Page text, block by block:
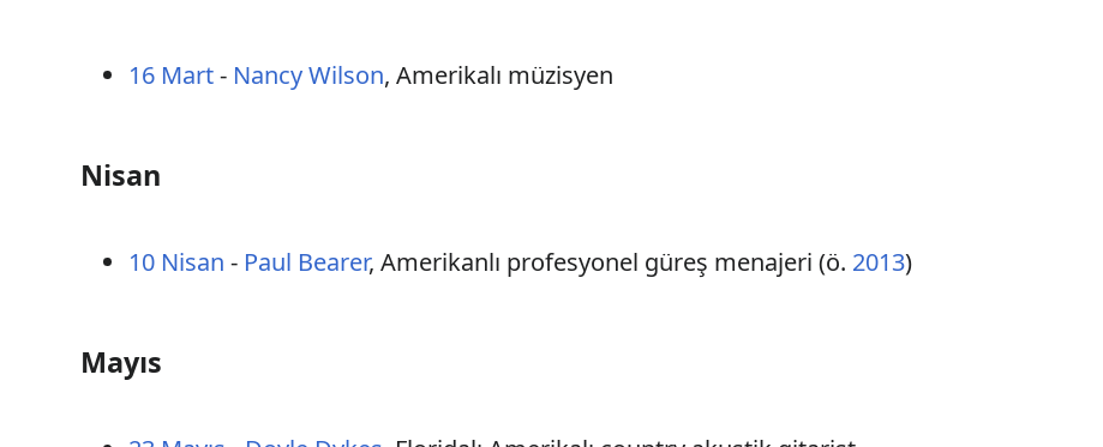
16 Mart- Nancy Wilson, Amerikalı müzisyen
Nisan
10 Nisan - Paul Bearer, Amerikanlı profesyonel güreş menajeri (ö. 2013)
Mayıs